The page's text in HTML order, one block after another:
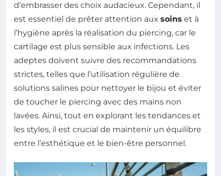
d’embrasser des choix audacieux. Cependant, il
est essentiel de prêter attention aux soins et à
l’hygiène après la réalisation du piercing, car le
cartilage est plus sensible aux infections. Les
adeptes doivent suivre des recommandations
strictes, telles que l’utilisation régulière de
solutions salines pour nettoyer le bijou et éviter
de toucher le piercing avec des mains non
lavées. Ainsi, tout en explorant les tendances et
les styles, il est crucial de maintenir un équilibre
entre l’esthétique et le bien-être personnel.